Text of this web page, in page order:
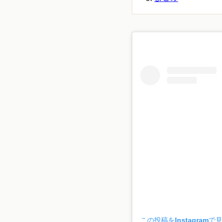
この投稿をInstagramで